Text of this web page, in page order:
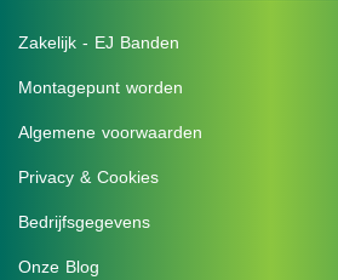
Zakelijk - EJ Banden
Montagepunt worden
Algemene voorwaarden
Privacy & Cookies
Bedrijfsgegevens
Onze Blog